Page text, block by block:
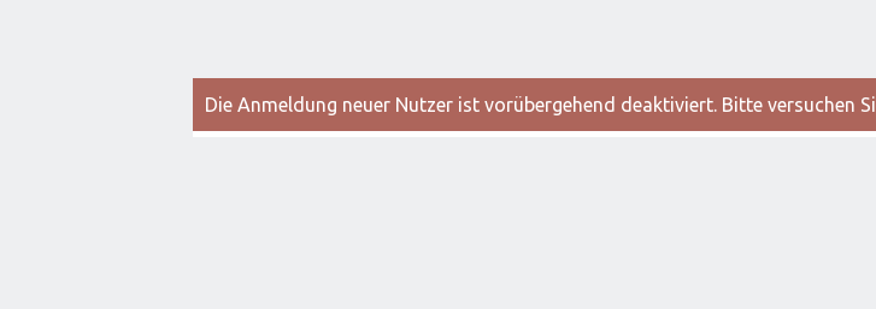
Die Anmeldung neuer Nutzer ist vorübergehend deaktiviert. Bitte versuchen